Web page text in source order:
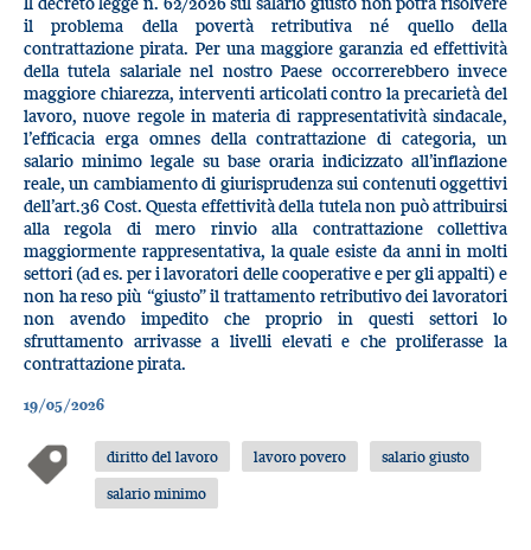
il problema della povertà retributiva né quello della
contrattazione pirata. Per una maggiore garanzia ed effettività
della tutela salariale nel nostro Paese occorrerebbero invece
maggiore chiarezza, interventi articolati contro la precarietà del
lavoro, nuove regole in materia di rappresentatività sindacale,
l’efficacia erga omnes della contrattazione di categoria, un
salario minimo legale su base oraria indicizzato all’inflazione
reale, un cambiamento di giurisprudenza sui contenuti oggettivi
dell’art.36 Cost. Questa effettività della tutela non può attribuirsi
alla regola di mero rinvio alla contrattazione collettiva
maggiormente rappresentativa, la quale esiste da anni in molti
settori (ad es. per i lavoratori delle cooperative e per gli appalti) e
non ha reso più “giusto” il trattamento retributivo dei lavoratori
non avendo impedito che proprio in questi settori lo
sfruttamento arrivasse a livelli elevati e che proliferasse la
contrattazione pirata.
19/05/2026
diritto del lavoro lavoro povero
salario giusto
salario minimo